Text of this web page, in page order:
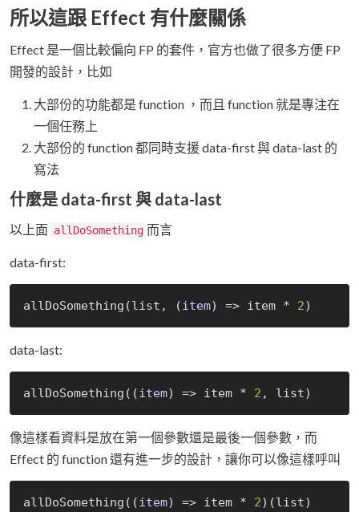
所以這跟 Effect 有什麼關係
Effect 是一個比較偏向 FP 的套件，官方也做了很多方便 FP
開發的設計，比如
大部份的功能都是 function ，而且 function 就是專注在
一個任務上
大部份的 function 都同時支援 data-first 與 data-last 的
寫法
什麼是 data-first 與 data-last
以上面 allDoSomething 而言
data-first:
allDoSomething(list, (item) => item * 2
data-last:
allDoSomething( (item) => item * 2
像這樣看資料是放在第一個參數還是最後一個參數，而
Effect 的 function 還有進一步的設計，讓你可以像這樣呼叫
allDoSomething( (item) => item * 2